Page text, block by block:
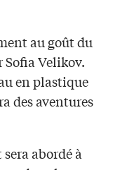
au goût du
Sofia Velikov.
en plastique
des aventures
abordé à